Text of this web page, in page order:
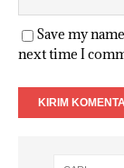
Save my
next time I